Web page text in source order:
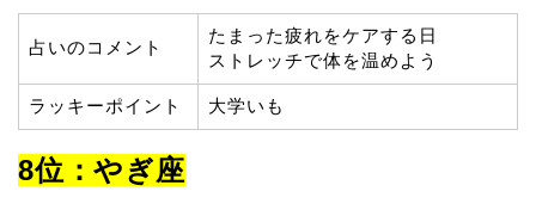
占いのコメント
たまった疲れをケアする日
ストレッチで体を温めよう
ラッキーポイント 大学いも
8位：やぎ座